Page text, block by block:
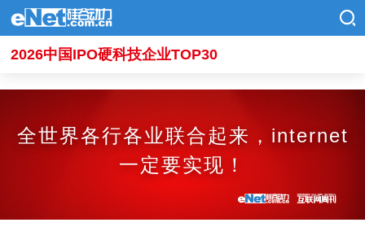
2026中国IPO硬科技企业TOP30
全世界各行各业联合起来，internet
一定要实现！